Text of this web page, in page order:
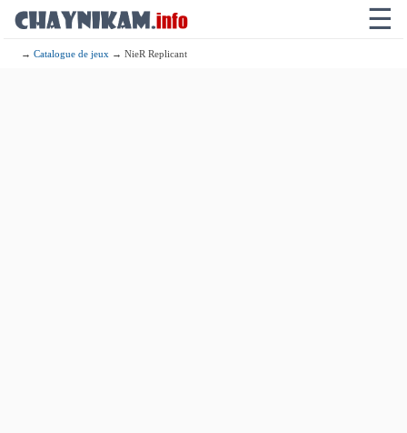
☰
→Catalogue de jeux → NieR Replicant